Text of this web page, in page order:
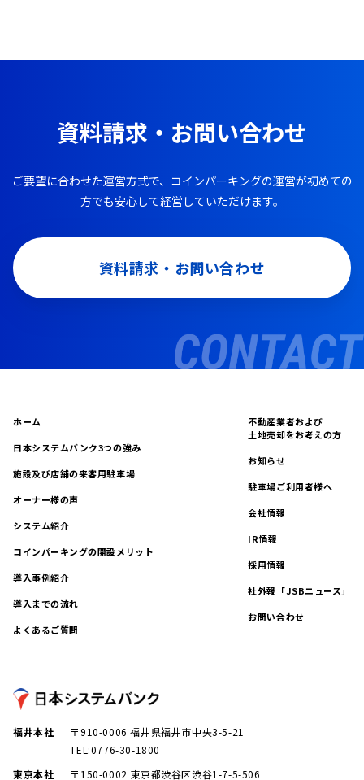
資料請求・お問い合わせ
ご要望に合わせた運営方式で、コインパーキングの運営が初めての
方でも安心して経営していただけます。
資料請求・お問い合わせ
ホーム
日本システムバンク3つの強み
施設及び店舗の来客用駐車場
オーナー様の声
システム紹介
コインパーキングの開設メリット
導入事例紹介
導入までの流れ
よくあるご質問
不動産業者および
土地売却をお考えの方
お知らせ
駐車場ご利用者様へ
会社情報
IR情報
採用情報
社外報「JSBニュース」
お問い合わせ
福井本社
〒910-0006 福井県福井市中央3-5-21
TEL:0776-30-1800
東京本社
〒150-0002 東京都渋谷区渋谷1-7-5-506